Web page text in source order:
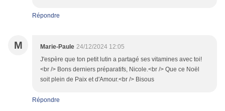
Répondre
M Marie-Paule 24/12/2024 12:05
J'espère que ton petit lutin a partagé ses vitamines avec toi!
<br /> Bons derniers préparatifs, Nicole.<br /> Que ce Noël
soit plein de Paix et d'Amour.<br /> Bisous
Répondre